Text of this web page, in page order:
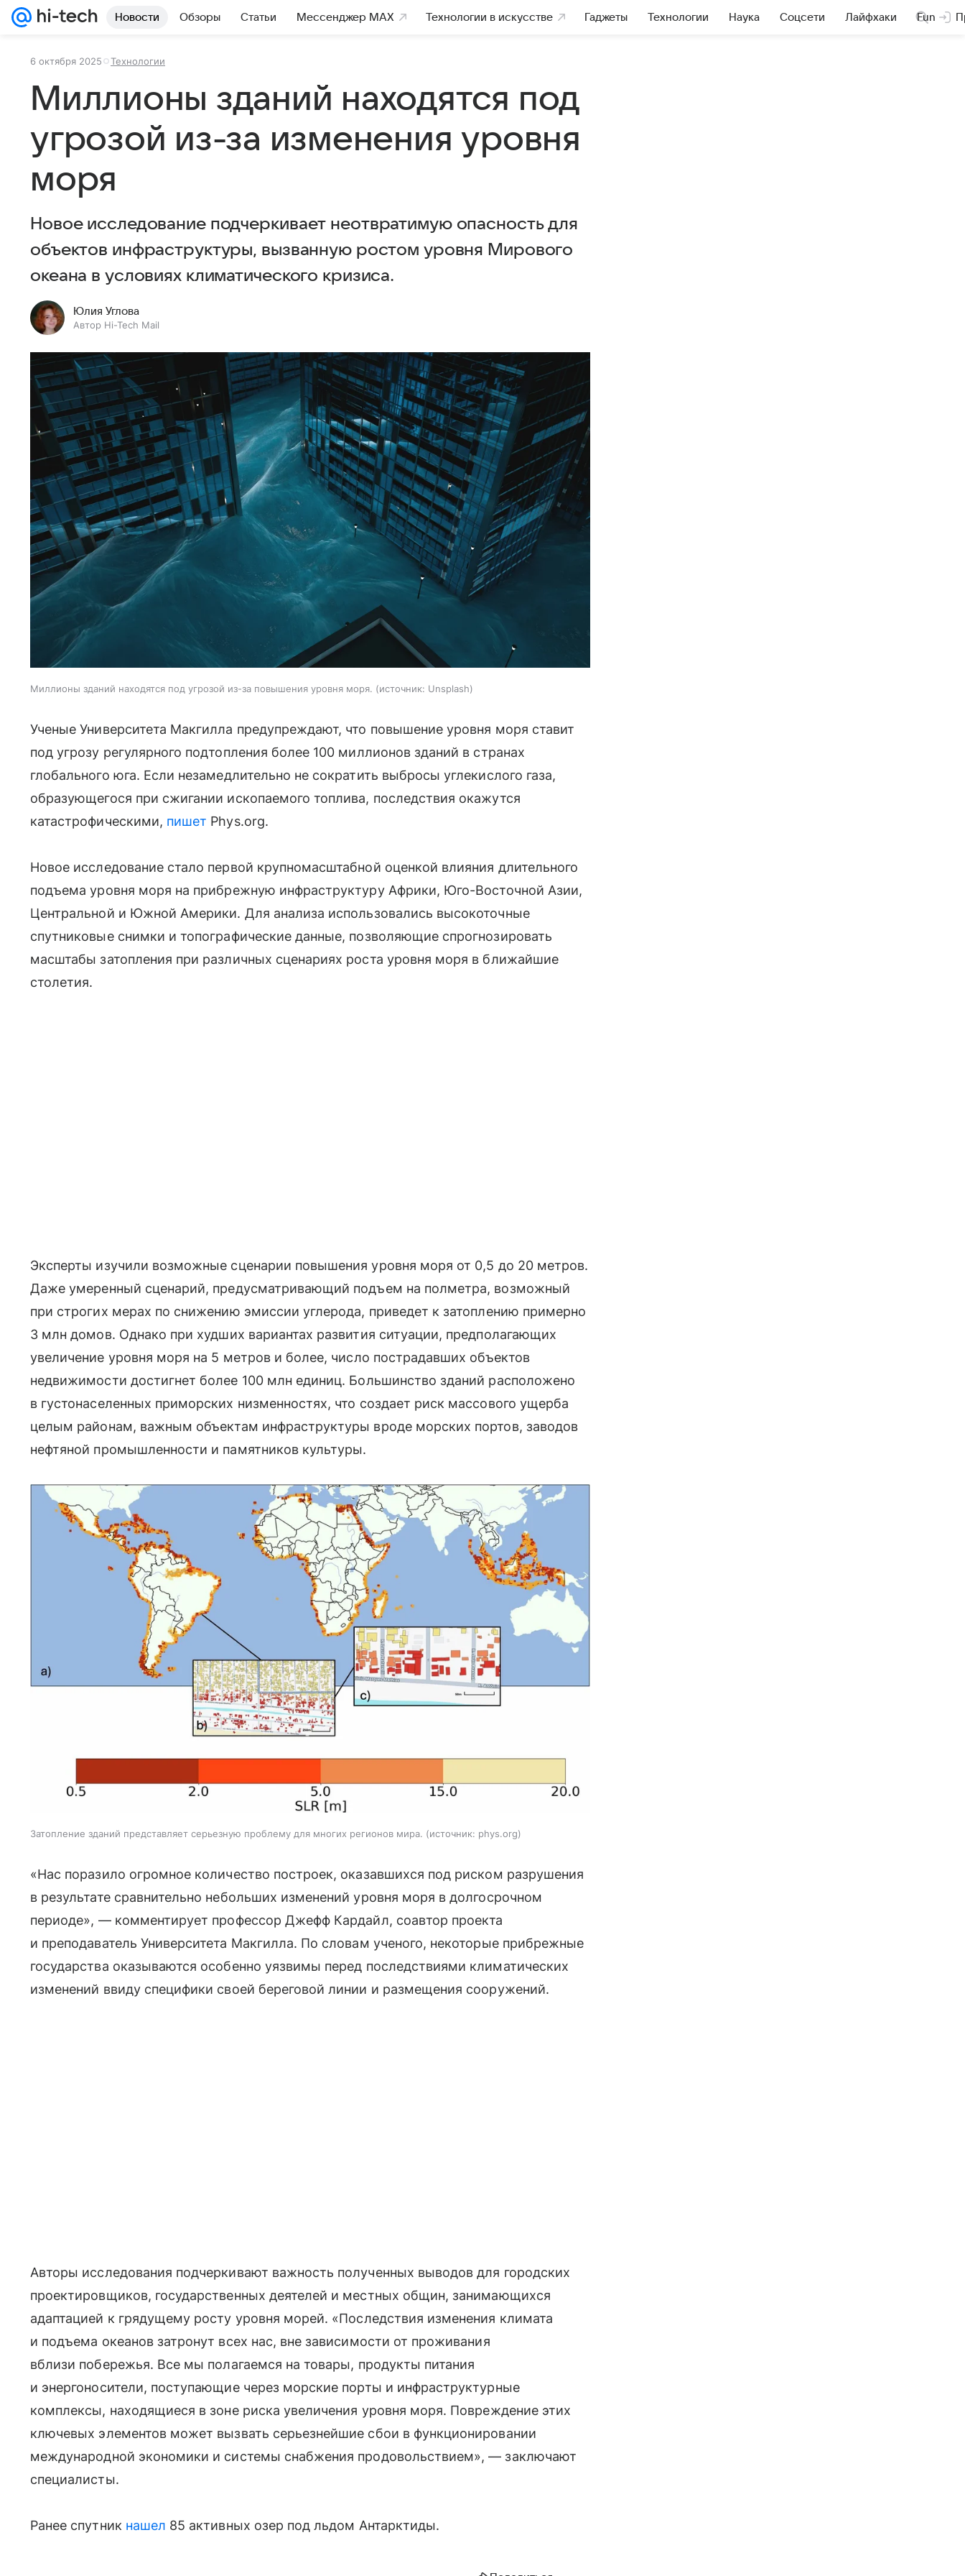
Новости Обзоры Статьи Мессенджер MAX Технологии в искусстве Гаджеты Технологии Наука Соцсети Лайфхаки Fun
6 октября 2025 Технологии
Миллионы зданий находятся под
угрозой из-за изменения уровня
моря
Новое исследование подчеркивает неотвратимую опасность для
объектов инфраструктуры, вызванную ростом уровня Мирового
океана в условиях климатического кризиса.
Юлия Углова
Автор Hi-Tech Mail
Миллионы зданий находятся под угрозой из-за повышения уровня моря. источник: Unsplash
Ученые Университета Макгилла предупреждают, что повышение уровня моря ставит
под угрозу регулярного подтопления более 100 миллионов зданий в странах
глобального юга. Если незамедлительно не сократить выбросы углекислого газа,
образующегося при сжигании ископаемого топлива, последствия окажутся
катастрофическими, пишет Phys.org.
Новое исследование стало первой крупномасштабной оценкой влияния длительного
подъема уровня моря на прибрежную инфраструктуру Африки, Юго-Восточной Азии,
Центральной и Южной Америки. Для анализа использовались высокоточные
спутниковые снимки и топографические данные, позволяющие спрогнозировать
масштабы затопления при различных сценариях роста уровня моря в ближайшие
столетия.
Эксперты изучили возможные сценарии повышения уровня моря от 0,5 до 20 метров.
Даже умеренный сценарий, предусматривающий подъем на полметра, возможный
при строгих мерах по снижению эмиссии углерода, приведет к затоплению примерно
3 млн домов. Однако при худших вариантах развития ситуации, предполагающих
увеличение уровня моря на 5 метров и более, число пострадавших объектов
недвижимости достигнет более 100 млн единиц. Большинство зданий расположено
в густонаселенных приморских низменностях, что создает риск массового ущерба
целым районам, важным объектам инфраструктуры вроде морских портов, заводов
нефтяной промышленности и памятников культуры.
Затопление зданий представляет серьезную проблему для многих регионов мира. источник: phys.org
«Нас поразило огромное количество построек, оказавшихся под риском разрушения
в результате сравнительно небольших изменений уровня моря в долгосрочном
периоде», — комментирует профессор Джефф Кардайл, соавтор проекта
и преподаватель Университета Макгилла. По словам ученого, некоторые прибрежные
государства оказываются особенно уязвимы перед последствиями климатических
изменений ввиду специфики своей береговой линии и размещения сооружений.
Авторы исследования подчеркивают важность полученных выводов для городских
проектировщиков, государственных деятелей и местных общин, занимающихся
адаптацией к грядущему росту уровня морей. «Последствия изменения климата
и подъема океанов затронут всех нас, вне зависимости от проживания
вблизи побережья. Все мы полагаемся на товары, продукты питания
и энергоносители, поступающие через морские порты и инфраструктурные
комплексы, находящиеся в зоне риска увеличения уровня моря. Повреждение этих
ключевых элементов может вызвать серьезнейшие сбои в функционировании
международной экономики и системы снабжения продовольствием», — заключают
специалисты.
Ранее спутник нашел 85 активных озер под льдом Антарктиды.